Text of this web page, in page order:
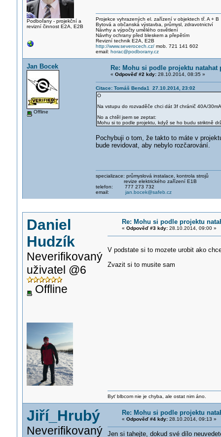
Podbořany - projekční a
revizní činnost E2A, E2B
Projekce vyhrazených el. zařízení v objektech tř. A + B
Bytová a občanská výstavba, průmysl, zdravotnictví
Návrhy a výpočty umělého osvětlení
Návrhy ochrany před bleskem a přepětím
Revizní technik E2A, E2B
http://www.severocech.cz/mob. 721 141 602
email: horac@podborany.cz
Jan Bocek
Offline
Re: Mohu si podle projektu
« Odpověď #2 kdy:28.10.2014, 08:35 »
Citace: Tomáš Benda1 27.10.2014, 23:02
O
Na vstupu do rozvaděče chci dát 3f chránič 40A/
No a chtěl jsem se zeptat:
Mohu si to podle projektu, když se ho budu striktně
Pochybuji o tom, že takto to máte v
bude revidovat, aby nebylo rozčarování.
specializace: průmyslová instalace, kontrola strojů
revize elektrického zařízení E1B
telefon: 777 273 732
email: jan.bocek@safeb.cz
Daniel
Hudzík
Neverifikovaný
uživatel @6
Offline
Re: Mohu si podle projektu
« Odpověď #3 kdy:28.10.2014, 09:00 »
V podstate si to mozete urobit ako
Zvazit si to musite sam
Byť blbcom nie je chyba, ale ostat nim áno.
Jiří_Hrubý
Neverifikovaný
Re: Mohu si podle projektu
« Odpověď #4 kdy:28.10.2014, 09:13 »
Jen si tahejte, dokud své dílo